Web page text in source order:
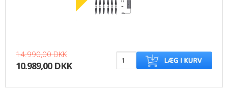
14.990,00 DKK
10.989,00 DKK